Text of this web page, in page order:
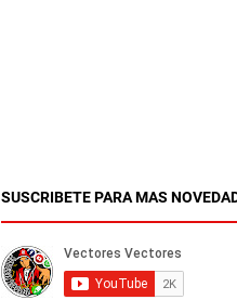
SUSCRIBETE PARA MAS